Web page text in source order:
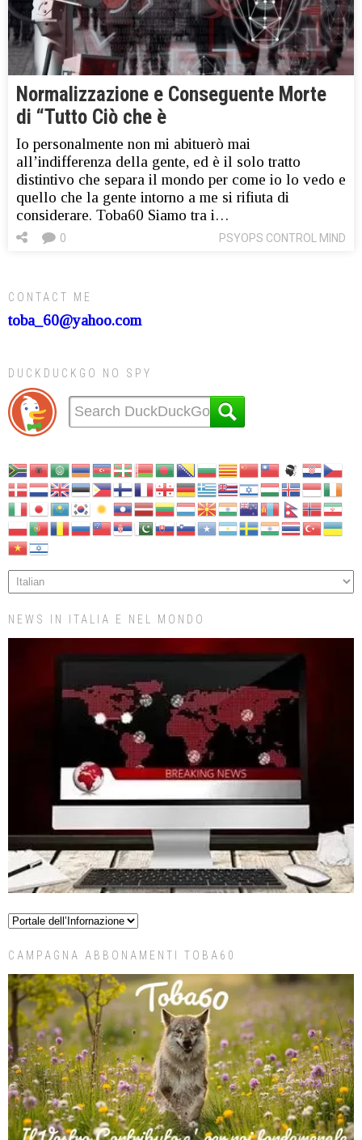
Normalizzazione e Conseguente Morte
di “Tutto Ciò che è
Io personalmente non mi abituerò mai
all’indifferenza della gente, ed è il solo tratto
distintivo che separa il mondo per come io lo vedo e
quello che la gente intorno a me si rifiuta di
considerare. Toba60 Siamo tra i…
PSYOPS CONTROL MIND
0
CONTACT ME
toba_60@yahoo.com
DUCKDUCKGO NO SPY
NEWS IN ITALIA E NEL MONDO
CAMPAGNA ABBONAMENTI TOBA60